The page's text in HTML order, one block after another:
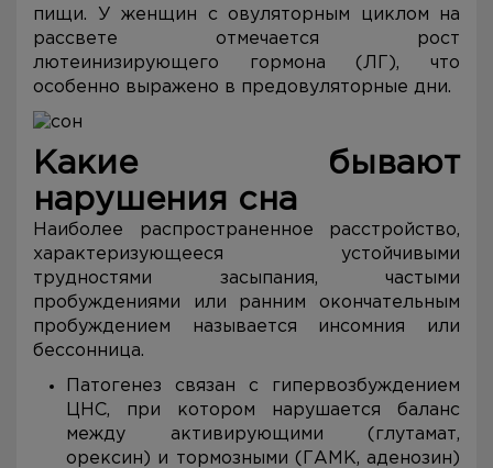
пищи. У женщин с овуляторным циклом на
рассвете отмечается рост
лютеинизирующего гормона (ЛГ), что
особенно выражено в предовуляторные дни.
Какие бывают
нарушения сна
Наиболее распространенное расстройство,
характеризующееся устойчивыми
трудностями засыпания, частыми
пробуждениями или ранним окончательным
пробуждением называется инсомния или
бессонница.
Патогенез связан с гипервозбуждением
ЦНС, при котором нарушается баланс
между активирующими (глутамат,
орексин) и тормозными (ГАМК, аденозин)